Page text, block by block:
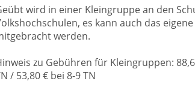
wird in einer Kleingruppe an den
es kann auch das
werden.
zu Gebühren für Kleingruppen:
/ 53,80 € bei 8-9 TN